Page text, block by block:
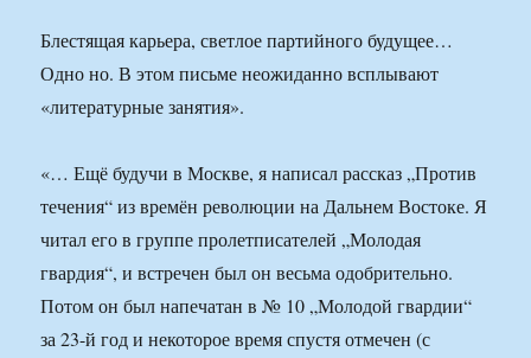
Блестящая карьера, светлое партийного будущее…
Одно но. В этом письме неожиданно всплывают
«литературные занятия».
«… Ещё будучи в Москве, я написал рассказ „Против
течения“ из времён революции на Дальнем Востоке. Я
читал его в группе пролетписателей „Молодая
гвардия“, и встречен был он весьма одобрительно.
Потом он был напечатан в № 10 „Молодой гвардии“
за 23-й год и некоторое время спустя отмечен (с